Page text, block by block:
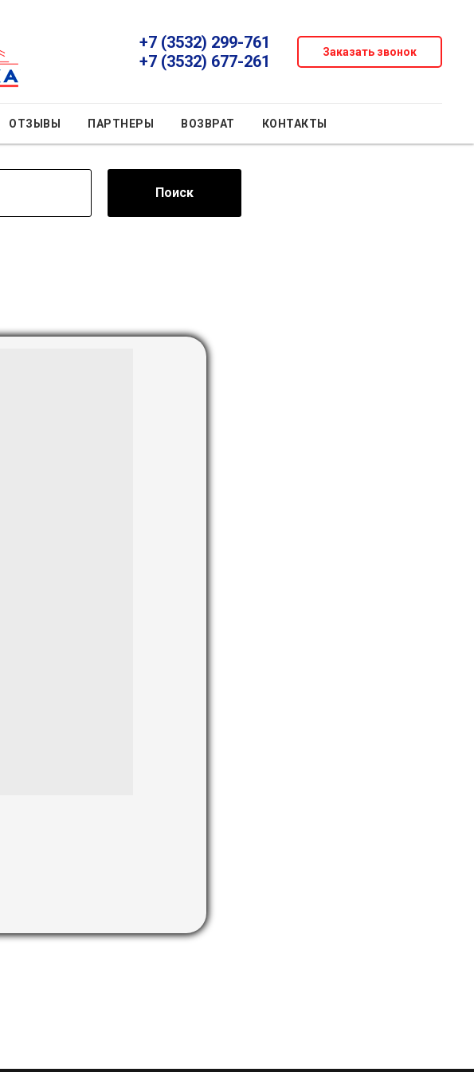
+7 (3532) 299-761
+7 (3532) 677-261
Заказать звонок
ОТЗЫВЫ ПАРТНЕРЫ ВОЗВРАТ КОНТАКТЫ
Поиск